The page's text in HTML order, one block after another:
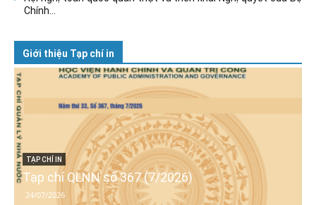
Chính...
Giới thiệu Tạp chí in
TẠP CHÍ IN
Tạp chí QLNN số 367 (7/2026)
24/07/2026